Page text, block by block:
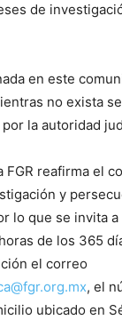
de
en este
no exista
la autoridad
FGR reafirma el
y
lo que se invita a
de los 365
el correo
, el
ubicado en